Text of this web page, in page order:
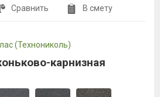
Сравнить В смету
(Технониколь)
карнизная